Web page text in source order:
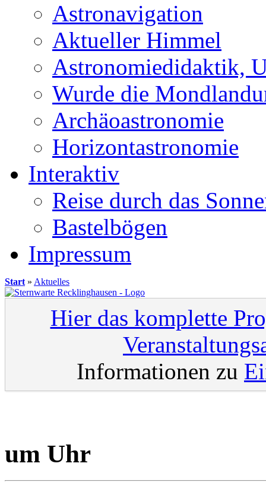
Astronavigation
Aktueller Himmel
Astronomiedidaktik,
Wurde die
Archäoastronomie
Horizontastronomie
Interaktiv
Reise durch das
Bastelbögen
Impressum
Start » Aktuelles
Hier das komplette
Informationen zu
um Uhr